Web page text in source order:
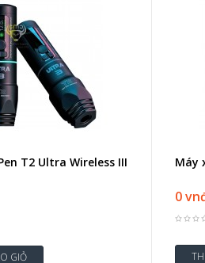
T2 Ultra Wireless III
Máy
0